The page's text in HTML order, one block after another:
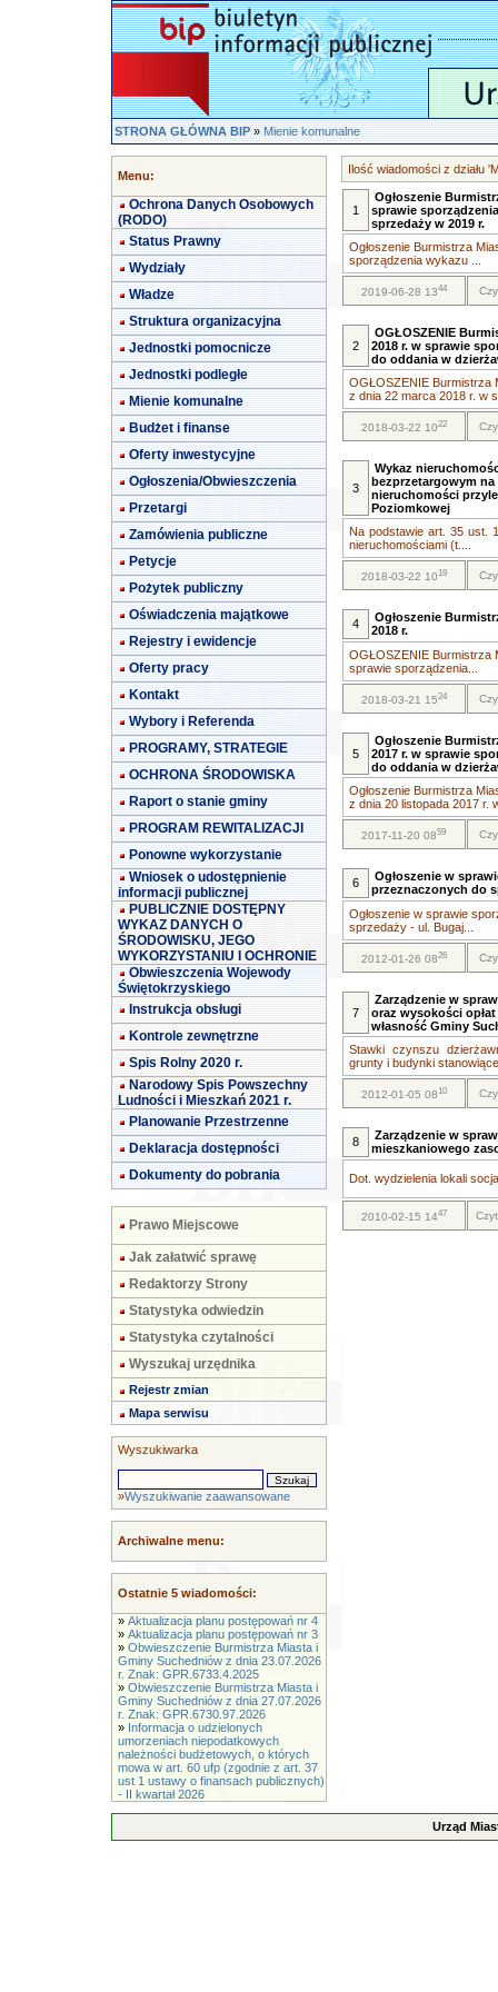
STRONA GŁÓWNA BIP»Mienie komunalne
Menu:
Ochrona Danych Osobowych
(RODO)
Status Prawny
Wydziały
Władze
Struktura organizacyjna
Jednostki pomocnicze
Jednostki podległe
Mienie komunalne
Budżet i finanse
Oferty inwestycyjne
Ogłoszenia/Obwieszczenia
Przetargi
Zamówienia publiczne
Petycje
Pożytek publiczny
Oświadczenia majątkowe
Rejestry i ewidencje
Oferty pracy
Kontakt
Wybory i Referenda
PROGRAMY, STRATEGIE
OCHRONA ŚRODOWISKA
Raport o stanie gminy
PROGRAM REWITALIZACJI
Ponowne wykorzystanie
Wniosek o udostępnienie
informacji publicznej
PUBLICZNIE DOSTĘPNY
WYKAZ DANYCH O
ŚRODOWISKU, JEGO
WYKORZYSTANIU I OCHRONIE
Obwieszczenia Wojewody
Świętokrzyskiego
Instrukcja obsługi
Kontrole zewnętrzne
Spis Rolny 2020 r.
Narodowy Spis Powszechny
Ludności i Mieszkań 2021 r.
Planowanie Przestrzenne
Deklaracja dostępności
Dokumenty do pobrania
Prawo Miejscowe
Jak załatwić sprawę
Redaktorzy Strony
Statystyka odwiedzin
Statystyka czytalności
Wyszukaj urzędnika
Rejestr zmian
Mapa serwisu
Wyszukiwarka
»Wyszukiwanie zaawansowane
Archiwalne menu:
Ostatnie 5 wiadomości:
» Aktualizacja planu postępowań nr 4
» Aktualizacja planu postępowań nr 3
» Obwieszczenie Burmistrza Miasta i
Gminy Suchedniów z dnia 23.07.2026
r. Znak: GPR.6733.4.2025
» Obwieszczenie Burmistrza Miasta i
Gminy Suchedniów z dnia 27.07.2026
r. Znak: GPR.6730.97.2026
» Informacja o udzielonych
umorzeniach niepodatkowych
należności budżetowych, o których
mowa w art. 60 ufp (zgodnie z art. 37
ust 1 ustawy o finansach publicznych)
- II kwartał 2026
Ilość wiadomości z działu
1
Ogłoszenie
sprawie
sprzedaży w 2019 r.
Ogłoszenie Burmistrza
sporządzenia wykazu ...
2019-06-28 1344
2
OGŁOSZENIE
2018 r. w sprawie
do oddania w
OGŁOSZENIE Burmistrza
z dnia 22 marca 2018 r. w
2018-03-22 1022
3
Wykaz
bezprzetargowym
nieruchomości
Poziomkowej
Na podstawie art. 35 ust.
nieruchomościami (t....
2018-03-22 1019
4
Ogłoszenie
2018 r.
OGŁOSZENIE Burmistrza
sprawie sporządzenia...
2018-03-21 1524
5
Ogłoszenie
2017 r. w sprawie
do oddania w
Ogłoszenie Burmistrza
z dnia 20 listopada 2017 r.
2017-11-20 0859
6
Ogłoszenie w
przeznaczonych do
Ogłoszenie w sprawie
sprzedaży - ul. Bugaj...
2012-01-26 0826
7
Zarządzenie w
oraz wysokości
własność Gminy
Stawki czynszu
grunty i budynki
2012-01-05 0810
8
Zarządzenie w
mieszkaniowego
Dot. wydzielenia lokali
2010-02-15 1447
Urząd